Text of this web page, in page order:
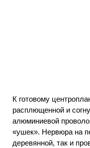
К готовому
расплющенной и
алюминиевой
«ушек». Нервюра на
деревянной, так и